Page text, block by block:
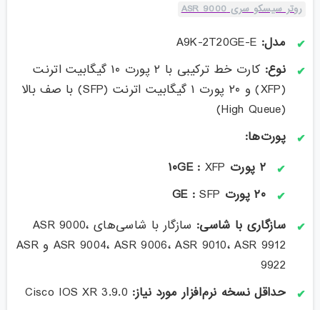
روتر سیسکو سری ASR 9000
مدل:
نوع:
کارت خط ترکیبی با ۲ پورت ۱۰ گیگابیت اترنت
(XFP) و ۲۰ پورت ۱ گیگابیت اترنت (SFP) با صف بالا
(High Queue)
پورت‌ها:
۲ پورت ۱۰GE :
XFP
۲۰ پورت GE :
SFP
سازگاری با شاسی:
سازگار با شاسی‌های ASR 9000،
ASR 9004، ASR 9006، ASR 9010، ASR 9912 و ASR
9922
حداقل نسخه نرم‌افزار مورد نیاز: